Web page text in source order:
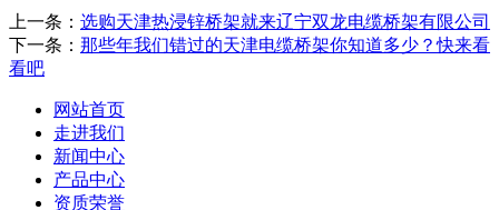
上一条： 选购天津热浸锌桥架就来辽宁双龙电缆桥架有限公司
下一条： 那些年我们错过的天津电缆桥架你知道多少？快来看
看吧
网站首页
走进我们
新闻中心
产品中心
资质荣誉